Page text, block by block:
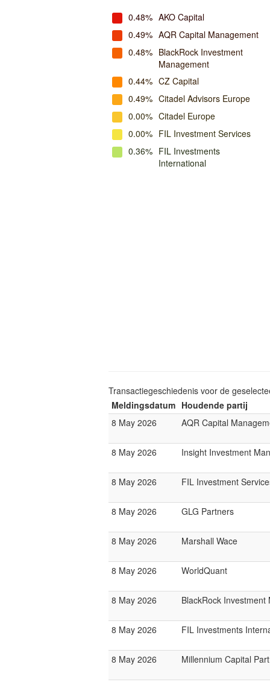
0.48% AKO Capital
0.49% AQR Capital Management
0.48% BlackRock Investment
Management
0.44% CZ Capital
0.49% Citadel Advisors Europe
0.00% Citadel Europe
0.00% FIL Investment Services
0.36% FIL Investments
International
Transactiegeschiedenis voor de
Meldingsdatum Houdende partij
8 May 2026
AQR Capital
8 May 2026 Insight Investment
8 May 2026 FIL Investment
8 May 2026 GLG Partners
8 May 2026 Marshall Wace
8 May 2026 WorldQuant
8 May 2026 BlackRock Investment
8 May 2026 FIL Investments
8 May 2026 Millennium Capital